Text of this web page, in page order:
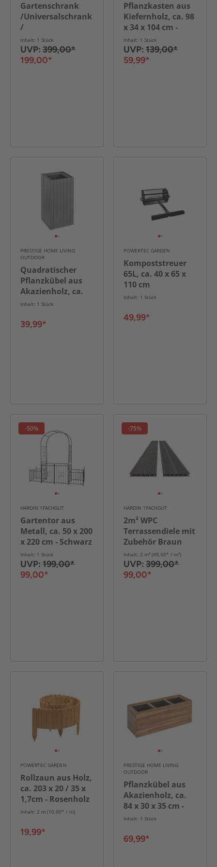
Gartenschrank
/Universalschrank
/
Aufbewahrungsschrank
,ca.130 x 75 x 100
cm - Weiß/Grau
Inhalt: 1 Stück
UVP: 399,00*
199,00*
Pflanzkasten aus
Kiefernholz, ca. 98
x 34 x 104 cm -
Natur
Inhalt: 1 Stück
UVP: 139,00*
59,99*
PRESTIGE HOME LIVING
OUTDOOR
Quadratischer
Pflanzkübel aus
Akazienholz, ca.
30 x 30 x 64 cm -
Inhalt: 1 Stück
39,99*
POWERTEC GARDEN
Kompoststreuer
65L, ca. 40 x 65 x
110 cm
Inhalt: 1 Stück
49,99*
-50%
HARDIN 1FACHGUT
Gartentor aus
Metall, ca. 50 x 200
x 220 cm - Schwarz
Inhalt: 1 Stück
UVP: 199,00*
99,00*
-75%
HARDIN 1FACHGUT
2m² WPC
Terrassendiele mit
Zubehör Braun
Inhalt: 2 m² (49,50* / m²)
UVP: 399,00*
99,00*
POWERTEC GARDEN
Rollzaun aus Holz,
ca. 203 x 20 / 35 x
1,7cm - Rosenholz
Inhalt: 2 m (10,00* / m)
19,99*
PRESTIGE HOME LIVING
OUTDOOR
Pflanzkübel aus
Akazienholz, ca.
84 x 30 x 35 cm -
Braun
Inhalt: 1 Stück
69,99*